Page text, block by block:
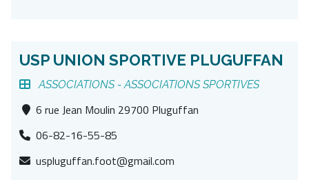
USP UNION SPORTIVE PLUGUFFAN
ASSOCIATIONS - ASSOCIATIONS SPORTIVES
6 rue Jean Moulin 29700 Pluguffan
06-82-16-55-85
uspluguffan.foot@gmail.com